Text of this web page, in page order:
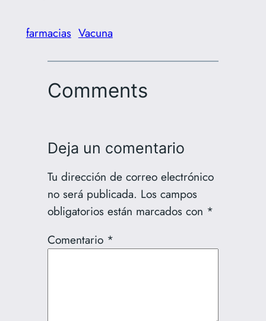
farmacias Vacuna
Comments
Deja un comentario
Tu dirección de correo electrónico
no será publicada. Los campos
obligatorios están marcados con *
Comentario *